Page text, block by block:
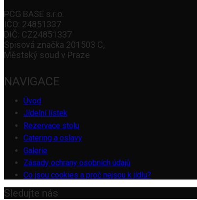
PCG BASE s.r.o.
IČO: 24851337
DIČ: CZ24851337
Spisová značka 201503 C,
Městský soud v Praze
NAVIGACE
Úvod
Jídelní lístek
Rezervace stolu
Catering a oslavy
Galerie
Zásady ochrany osobních údajů
Co jsou cookies a proč nejsou k jídlu?
Sledujte nás